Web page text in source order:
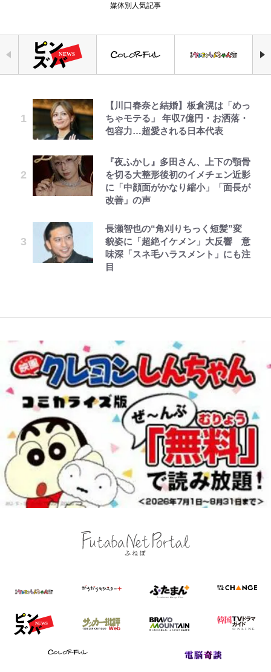
媒体別人気記事
【川口春奈と結婚】板倉滉は「めっ
ちゃモテる」 年収7億円・お洒落・
包容力…超愛される日本代表
『夜ふかし』多田さん、上下の顎骨
を切る大整形後初のイメチェン近影
に「中顔面がかなり縮小」「面長が
改善」の声
長瀬智也の“角刈りちっく短髪”変
貌姿に「超絶イケメン」大反響 意
味深「スネ毛ハラスメント」にも注
目
空の轍と大地の雲と 第1回
第3回 出版までの道のり・その2
著
ボンジュールでポンジュースだゾ
ボーちゃんの一途な気持ちだゾ
アユは「怒らせて掛ける」魚だっ
た！ ルアーを追わせて釣りあげる
「アユイング」のオリジナリティ＆
【南会津に要チェックのキャンプ場
あり！】観光名所「大内宿」まで
10分＆100％源泉風呂に入り放題！
イト」
【夏は涼しい長野で「車中泊」旅】
良質な湯は “山の恵み”！ 満足度を
公式-ヒロインが来る前に妊娠しま
した~詰んだはずの悪役令嬢です
が、どうやら違うようです~ 第1話
公式-辺境領主の俺は悪役令嬢とし
て追放された嫁のため、大国を滅ぼ
すことにした。 第1話(1)
て追放された嫁のため、大国を滅ぼ
すことにした。 第2話(2)
三代目魚武濱田成夫「すっごい勉強
ができない阿呆」が京都の名門美術
高校に受かった理由「落ちたと思っ
です」
FRUITS ZIPPER鎮西寿々歌が語る
『天才てれびくん』時代の学びと
「人生最大の決断」
FRUITS ZIPPER鎮西寿々歌に訪れ
た最大のピンチ「身体がいうことを
【W杯】日本代表FW上田綺世の爆
美女モデル妻｢ワンオペ苦言｣で動
画削除の波紋…一方で株を上げ続け
｢たのむ。売ってくれ｣松田直樹さ
ん急逝から15年…横浜FMが開幕戦
で着る追悼Tシャツにファン熱望
たい｣
超大物女優との熱愛報道でも話題！
板倉滉所属アヤックスの｢カッコよ
令和のNBAを先取りしていた!?
『SLAM DUNK』が30年前に描い
た「驚きの戦術」ストレッチ5に大
放送40周年『機動戦士ガンダム
ZZ』いまだ語り継がれる「伝説の
トンデモシーン」 「Zザク」に
「あまりにも破格すぎる…」
『BLEACH 千年血戦篇』限定21ア
イテムがサンキューマートに初登